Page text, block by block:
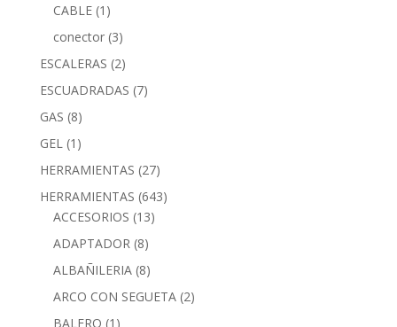
CABLE (1)
conector (3)
ESCALERAS (2)
ESCUADRADAS (7)
GAS (8)
GEL (1)
HERRAMIENTAS (27)
HERRAMIENTAS (643)
ACCESORIOS (13)
ADAPTADOR (8)
ALBAÑILERIA (8)
ARCO CON SEGUETA (2)
BALERO (1)